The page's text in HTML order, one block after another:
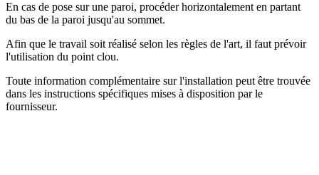
En cas de pose sur une paroi, procéder horizontalement en partant
du bas de la paroi jusqu'au sommet.
Afin que le travail soit réalisé selon les règles de l'art, il faut prévoir
l'utilisation du point clou.
Toute information complémentaire sur l'installation peut être trouvée
dans les instructions spécifiques mises à disposition par le
fournisseur.